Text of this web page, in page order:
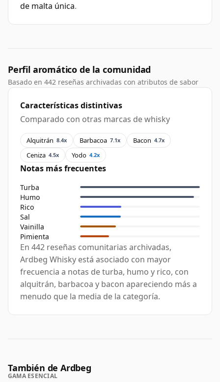
de malta única.
Perfil aromático de la comunidad
Basado en 442 reseñas archivadas con atributos de sabor
Características distintivas
Comparado con otras marcas de whisky
Alquitrán 8.4x Barbacoa 7.1x Bacon 4.7x
Ceniza 4.5x Yodo 4.2x
Notas más frecuentes
Turba
Humo
Rico
Sal
Vainilla
Pimienta
En 442 reseñas comunitarias archivadas,
Ardbeg Whisky está asociado con mayor
frecuencia a notas de turba, humo y rico, con
alquitrán, barbacoa y bacon apareciendo más a
menudo que la media de la categoría.
También de Ardbeg
GAMA ESENCIAL